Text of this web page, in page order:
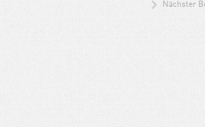
Nächster